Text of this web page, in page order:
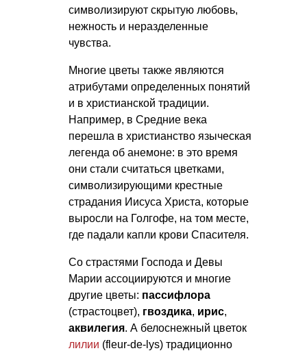
символизируют скрытую любовь,
нежность и неразделенные
чувства.
Многие цветы также являются
атрибутами определенных понятий
и в христианской традиции.
Например, в Средние века
перешла в христианство языческая
легенда об анемоне: в это время
они стали считаться цветками,
символизирующими крестные
страдания Иисуса Христа, которые
выросли на Голгофе, на том месте,
где падали капли крови Спасителя.
Со страстями Господа и Девы
Марии ассоциируются и многие
другие цветы: пассифлора
(страстоцвет), гвоздика, ирис,
аквилегия. А белоснежный цветок
лилии (fleur-de-lys) традиционно